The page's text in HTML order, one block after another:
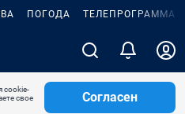
ПОГОДА ТЕЛЕПРОГРАММА
cookie-
свое
Согласен